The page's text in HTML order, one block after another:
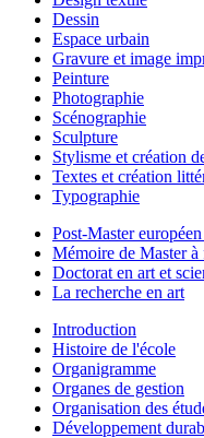
Dessin
Espace urbain
Gravure et image
Peinture
Photographie
Scénographie
Sculpture
Stylisme et création
Textes et création
Typographie
Post-Master
Mémoire de Master
Doctorat en art et
La recherche en art
Introduction
Histoire de l'école
Organigramme
Organes de gestion
Organisation des
Développement